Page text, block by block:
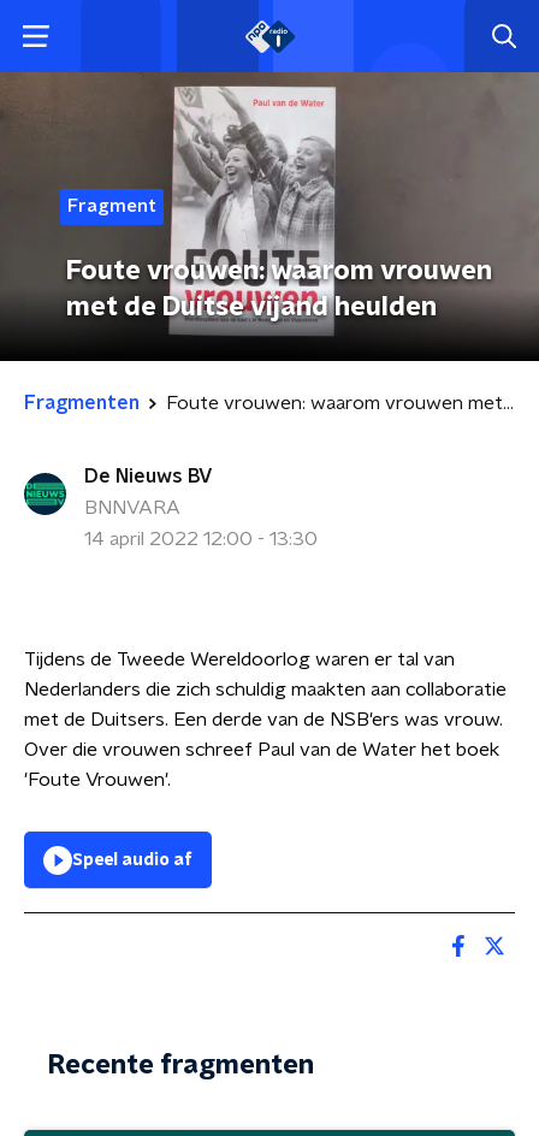
Fragment
Foute vrouwen: waarom vrouwen
met de Duitse vijand heulden
Fragmenten Foute vrouwen: waarom vrouwen met de Duitse vijand heulden
De Nieuws BV
BNNVARA
14 april 2022 12:00 - 13:30
Tijdens de Tweede Wereldoorlog waren er tal van
Nederlanders die zich schuldig maakten aan collaboratie
met de Duitsers. Een derde van de NSB'ers was vrouw.
Over die vrouwen schreef Paul van de Water het boek
'Foute Vrouwen'.
Speel audio af
Recente fragmenten